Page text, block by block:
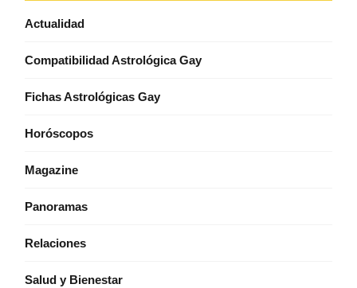
Actualidad
Compatibilidad Astrológica Gay
Fichas Astrológicas Gay
Horóscopos
Magazine
Panoramas
Relaciones
Salud y Bienestar